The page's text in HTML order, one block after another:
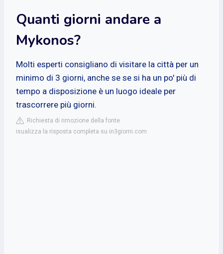
Quanti giorni andare a
Mykonos?
Molti esperti consigliano di visitare la città per un
minimo di 3 giorni, anche se se si ha un po' più di
tempo a disposizione è un luogo ideale per
trascorrere più giorni.
Richiesta di rimozione della fonte
isualizza la risposta completa su in3giorni.com